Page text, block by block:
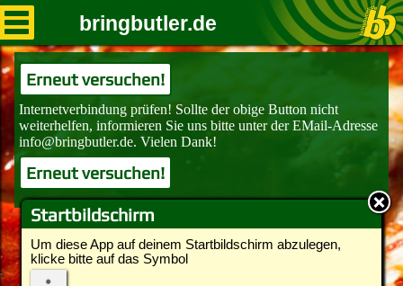
Startbildschirm
Um diese App auf deinem Startbildschirm abzulegen,
klicke bitte auf das Symbol
bringbutler.de
Erneut versuchen!
Erneut versuchen!